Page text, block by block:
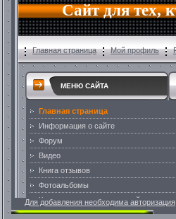
Для добавления необходима авторизация